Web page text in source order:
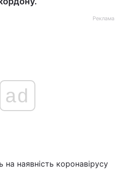
Реклама
ad
на наявність коронавірусу